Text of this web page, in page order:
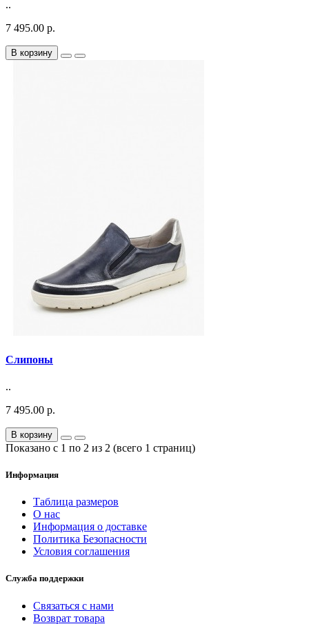
..
7 495.00 р.
В корзину
Слипоны
..
7 495.00 р.
В корзину
Показано с 1 по 2 из 2 (всего 1 страниц)
Информация
Таблица размеров
О нас
Информация о доставке
Политика Безопасности
Условия соглашения
Служба поддержки
Связаться с нами
Возврат товара